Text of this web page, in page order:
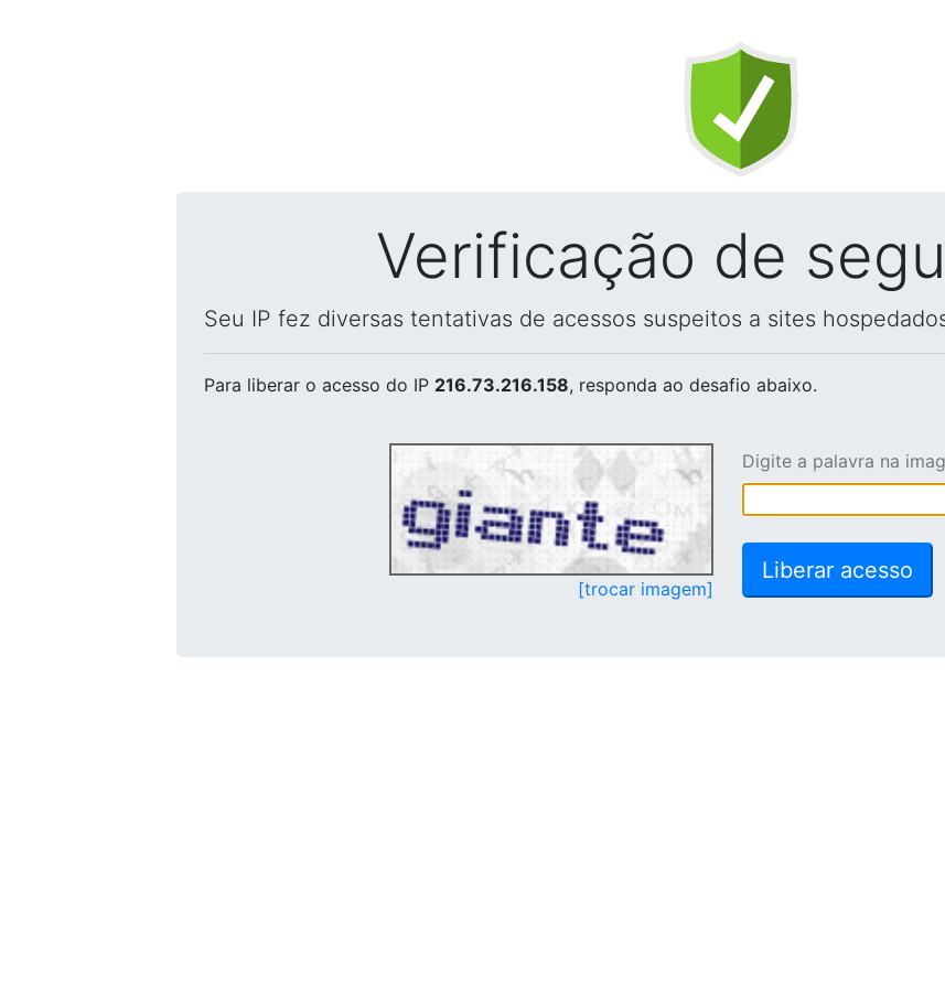
Verificação de
Seu IP fez diversas tentativas de acessos suspeitos a sites
Para liberar o acesso do IP 216.73.216.158, responda ao desafio abaixo.
[trocar imagem]
Digite a palavra na